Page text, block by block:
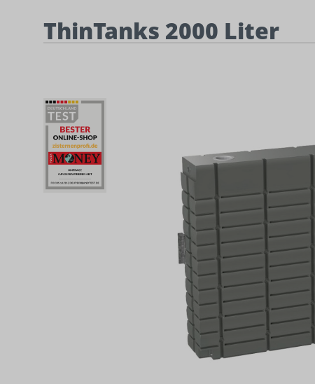
ThinTanks 2000 Liter